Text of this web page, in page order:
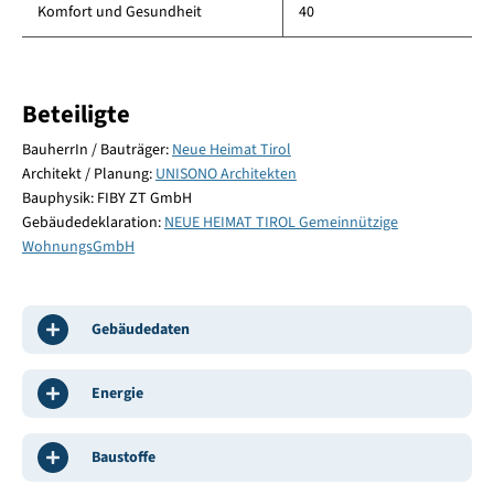
Komfort und Gesundheit 40
Beteiligte
BauherrIn / Bauträger:Neue Heimat Tirol
Architekt / Planung:UNISONO Architekten
Bauphysik: FIBY ZT GmbH
Gebäudedeklaration:NEUE HEIMAT TIROL Gemeinnützige
WohnungsGmbH
Gebäudedaten
Energie
Baustoffe